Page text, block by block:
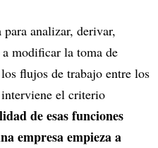
analizar, derivar,
modificar la toma de
flujos de trabajo entre los
el criterio
de esas funciones
empresa empieza a